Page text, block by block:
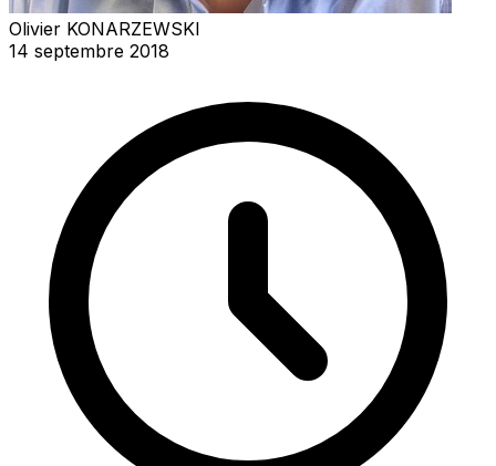
Olivier KONARZEWSKI
14 septembre 2018